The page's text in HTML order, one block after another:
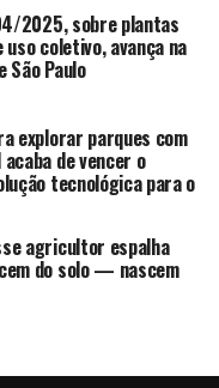
2025, sobre plantas
coletivo, avança na
São Paulo
explorar parques com
de vencer o
tecnológica para o
agricultor espalha
do solo — nascem